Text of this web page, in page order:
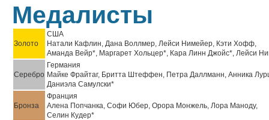
Медалисты
Золото
США
Натали Кафлин, Дана Воллмер, Лейси Нимейер, Кэти Хофф,
Аманда Вейр*, Маргарет Хольцер*, Кара Линн Джойс*, Лейси
Серебро
Германия
Майке Фрайтаг, Бритта Штеффен, Петра Даллманн, Анника
Даниэла Самулски*
Бронза
Франция
Алена Попчанка, Софи Юбер, Орора Монжель, Лора Маноду,
Селин Кудер*